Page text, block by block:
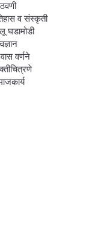
व संस्कृती
घडामोडी
वर्णने